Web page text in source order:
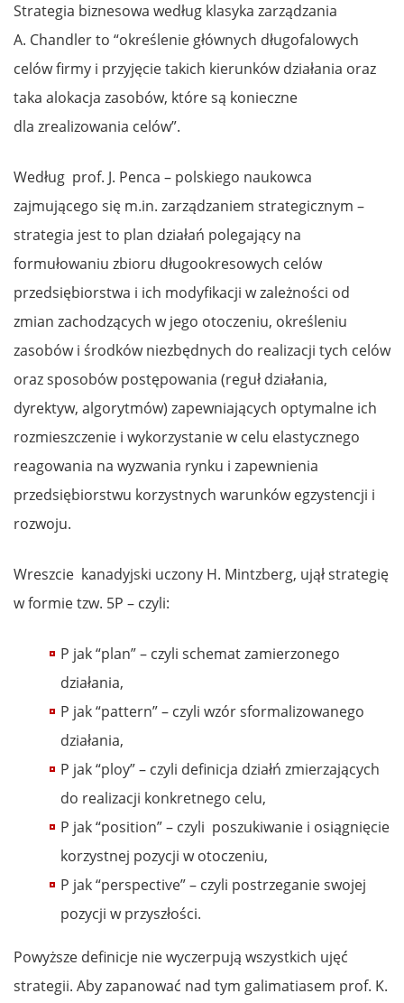
Strategia biznesowa według klasyka zarządzania
A. Chandler to “określenie głównych długofalowych
celów firmy i przyjęcie takich kierunków działania oraz
taka alokacja zasobów, które są konieczne
dla zrealizowania celów”.
Według prof. J. Penca – polskiego naukowca
zajmującego się m.in. zarządzaniem strategicznym –
strategia jest to plan działań polegający na
formułowaniu zbioru długookresowych celów
przedsiębiorstwa i ich modyfikacji w zależności od
zmian zachodzących w jego otoczeniu, określeniu
zasobów i środków niezbędnych do realizacji tych celów
oraz sposobów postępowania (reguł działania,
dyrektyw, algorytmów) zapewniających optymalne ich
rozmieszczenie i wykorzystanie w celu elastycznego
reagowania na wyzwania rynku i zapewnienia
przedsiębiorstwu korzystnych warunków egzystencji i
rozwoju.
Wreszcie kanadyjski uczony H. Mintzberg, ujął strategię
w formie tzw. 5P – czyli:
P jak “plan” – czyli schemat zamierzonego
działania,
P jak “pattern” – czyli wzór sformalizowanego
działania,
P jak “ploy” – czyli definicja działń zmierzających
do realizacji konkretnego celu,
P jak “position” – czyli poszukiwanie i osiągnięcie
korzystnej pozycji w otoczeniu,
P jak “perspective” – czyli postrzeganie swojej
pozycji w przyszłości.
Powyższe definicje nie wyczerpują wszystkich ujęć
strategii. Aby zapanować nad tym galimatiasem prof. K.